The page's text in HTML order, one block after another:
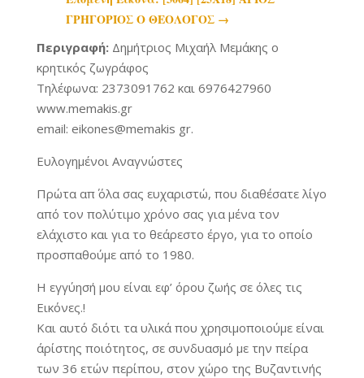
ΓΡΗΓΟΡΙΟΣ Ο ΘΕΟΛΟΓΟΣ→
Περιγραφή:Δημήτριος Μιχαήλ Μεμάκης ο
κρητικός ζωγράφος
Τηλέφωνα: 2373091762 και 6976427960
www.memakis.gr
email: eikones@memakis gr.
Ευλογημένοι Αναγνώστες
Πρώτα απ΄ όλα σας ευχαριστώ, που διαθέσατε λίγο
από τον πολύτιμο χρόνο σας για μένα τον
ελάχιστο και για το θεάρεστο έργο, για το οποίο
προσπαθούμε από το 1980.
Η εγγύησή μου είναι εφ’ όρου ζωής σε όλες τις
Εικόνες.!
Και αυτό διότι τα υλικά που χρησιμοποιούμε είναι
άρίστης ποιότητος, σε συνδυασμό με την πείρα
των 36 ετών περίπου, στον χώρο της Βυζαντινής